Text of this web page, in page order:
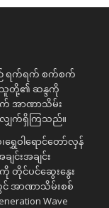
ရက်ရက် စက်စက်
သူတို့၏ ဆန္ဒကို
အာဏာသိမ်း
ျှက်ရှိကြသည်။
ေဝါရောင်တော်လှန်
င်းအချင်း
တိုင်ပင်ဆွေးနွေး
အာဏာသိမ်းစစ်
Wave